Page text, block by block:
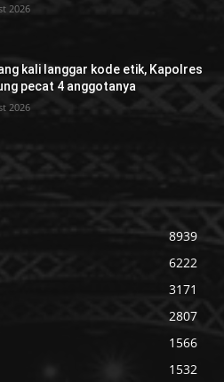
2026
kali langgar kode etik, Kapolres
pecat 4 anggotanya
2026
8939
6222
3171
2807
1566
1532